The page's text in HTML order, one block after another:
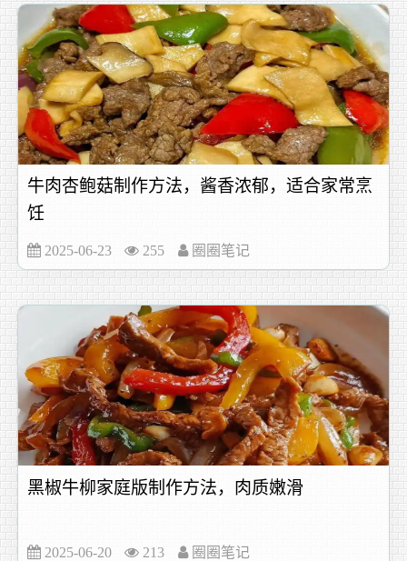
牛肉杏鲍菇制作方法，酱香浓郁，适合家常烹
饪
2025-06-23 255 圈圈笔记
黑椒牛柳家庭版制作方法，肉质嫩滑
2025-06-20 213 圈圈笔记